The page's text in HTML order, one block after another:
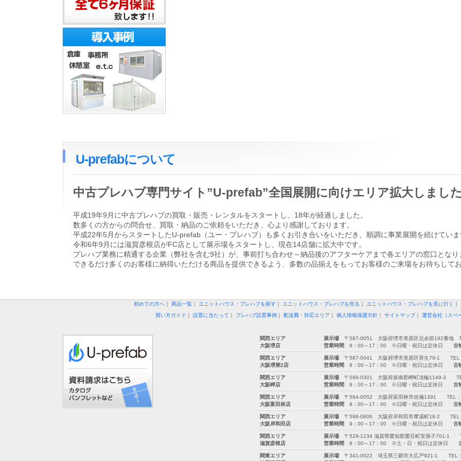
U-prefabについて
中古プレハブ専門サイト”U-prefab”全国展開に向けエリア拡大しまし
平成19年9月に中古プレハブの買取・販売・レンタルをスタートし、18年が経過しました。
数多くの方からの問合せ、買取・納品のご依頼をいただき、心より感謝しております。
平成22年5月からスタートしたU-prefab（ユー・プレハブ）も多くお引き合いをいただき、順調に事業展開を続けてい
令和6年9月には滋賀彦根店がFC店として展示場をスタートし、現在14店舗に拡大中です。
プレハブ業務に精通する企業（弊社を含む9社）が、事前打ち合わせ～納品後のアフターケアまで各エリアの窓口となり
できるだけ多くのお客様に納得いただける商品を提供できるよう、多数の品揃えをもってお客様のご来場をお待ちして
初めての方へ｜ 商品一覧｜ ユニットハウス・プレハブを探す｜ ユニットハウス・プレハブを売る ユニットハウス・プレハブを見に行く
買い方ガイド
設置に当たって プレハブ設置事例 配送費・対応エリア 個人情報保護方針｜ サイトマップ｜ 運営会社（スペ
関西エリア
大阪堺店
展示場 〒587-0051 大阪府堺市美原区北余部192番地
営業時間 9：00～17：00 ※日曜・祝日は定休日 古
関西エリア
大阪堺第2店
展示場 〒587-0041 大阪府堺市美原区菅生79-1 TEL
営業時間 9：00～17：00 ※日曜・祝日は定休日 古
関西エリア
大阪岬店
展示場 〒599-0301 大阪府泉南郡岬町淡輪1149-3
営業時間 9：00～17：00 ※日曜・祝日は定休日 古
関西エリア
大阪富田林店
展示場 〒584-0052 大阪府富田林市佐備1391 TEL：
営業時間 9：00～17：00 ※日曜・祝日は定休日 古
関西エリア
大阪岸和田店
展示場 〒596-0806 大阪府岸和田市摩湯町18-2 TEL
営業時間 9：00～17：00 ※日曜・祝日は定休日 古
関西エリア
滋賀彦根店
展示場 〒529-1234 滋賀県愛知郡愛荘町安孫子701-1
営業時間 9：00～17：00 ※土・日・祝日は定休日
関東エリア
展示場 〒341-0022 埼玉県三郷市大広戸921-1 TEL